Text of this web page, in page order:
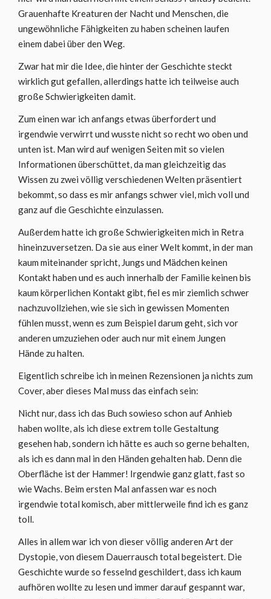
Grauenhafte Kreaturen der Nacht und Menschen, die
ungewöhnliche Fähigkeiten zu haben scheinen laufen
einem dabei über den Weg.
Zwar hat mir die Idee, die hinter der Geschichte steckt
wirklich gut gefallen, allerdings hatte ich teilweise auch
große Schwierigkeiten damit.
Zum einen war ich anfangs etwas überfordert und
irgendwie verwirrt und wusste nicht so recht wo oben und
unten ist. Man wird auf wenigen Seiten mit so vielen
Informationen überschüttet, da man gleichzeitig das
Wissen zu zwei völlig verschiedenen Welten präsentiert
bekommt, so dass es mir anfangs schwer viel, mich voll und
ganz auf die Geschichte einzulassen.
Außerdem hatte ich große Schwierigkeiten mich in Retra
hineinzuversetzen. Da sie aus einer Welt kommt, in der man
kaum miteinander spricht, Jungs und Mädchen keinen
Kontakt haben und es auch innerhalb der Familie keinen bis
kaum körperlichen Kontakt gibt, fiel es mir ziemlich schwer
nachzuvollziehen, wie sie sich in gewissen Momenten
fühlen musst, wenn es zum Beispiel darum geht, sich vor
anderen umzuziehen oder auch nur mit einem Jungen
Hände zu halten.
Eigentlich schreibe ich in meinen Rezensionen ja nichts zum
Cover, aber dieses Mal muss das einfach sein:
Nicht nur, dass ich das Buch sowieso schon auf Anhieb
haben wollte, als ich diese extrem tolle Gestaltung
gesehen hab, sondern ich hätte es auch so gerne behalten,
als ich es dann mal in den Händen gehalten hab. Denn die
Oberfläche ist der Hammer! Irgendwie ganz glatt, fast so
wie Wachs. Beim ersten Mal anfassen war es noch
irgendwie total komisch, aber mittlerweile find ich es ganz
toll.
Alles in allem war ich von dieser völlig anderen Art der
Dystopie, von diesem Dauerrausch total begeistert. Die
Geschichte wurde so fesselnd geschildert, dass ich kaum
aufhören wollte zu lesen und immer darauf gespannt war,